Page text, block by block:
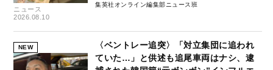
ニュース
2026.08.10
集英社オンライン編集部ニュース班
NEW
〈ベントレー追突〉「対立集団に追われ
ていた…」と供述も追尾車両はナシ、逮